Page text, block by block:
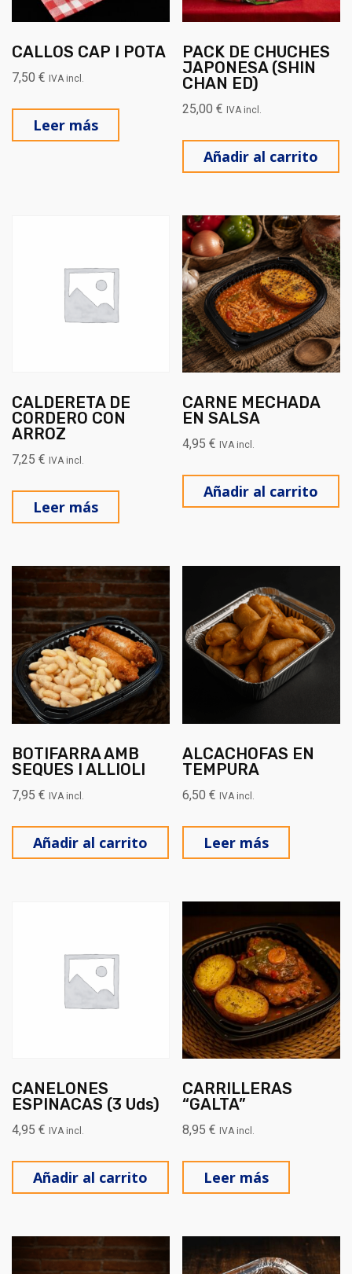
CALLOS CAP I POTA
7,50 € IVA incl.
Leer más
PACK DE CHUCHES
JAPONESA (SHIN
CHAN ED)
25,00€ IVA incl.
Añadir al carrito
CALDERETA DE
CORDERO CON
ARROZ
7,25 € IVA incl.
Leer más
CARNE MECHADA
EN SALSA
4,95€ IVA incl.
Añadir al carrito
BOTIFARRA AMB
SEQUES I ALLIOLI
7,95 € IVA incl.
Añadir al carrito
ALCACHOFAS EN
TEMPURA
6,50€ IVA incl.
Leer más
CANELONES
ESPINACAS (3 Uds)
4,95 € IVA incl.
Añadir al carrito
CARRILLERAS
“GALTA”
8,95€ IVA incl.
Leer más